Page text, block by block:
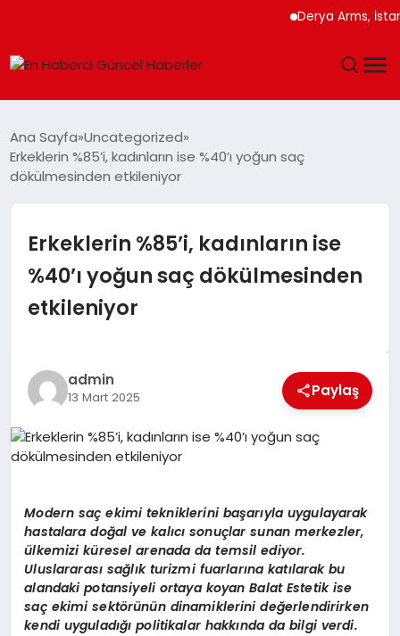
Derya Arms, İstanbul
SPOR
MAGAZIN
EKONOMI
EĞITIM
Ana Sayfa Uncategorized
Erkeklerin %85’i, kadınların ise %40’ı yoğun saç
dökülmesinden etkileniyor
Erkeklerin %85’i, kadınların ise
%40’ı yoğun saç dökülmesinden
etkileniyor
admin
13 Mart 2025 Paylaş
Modern saç ekimi tekniklerini başarıyla uygulayarak
hastalara doğal ve kalıcı sonuçlar sunan merkezler,
ülkemizi küresel arenada da temsil ediyor.
Uluslararası sağlık turizmi fuarlarına katılarak bu
alandaki potansiyeli ortaya koyan Balat Estetik ise
saç ekimi sektörünün dinamiklerini değerlendirirken
kendi uyguladığı politikalar hakkında da bilgi verdi.